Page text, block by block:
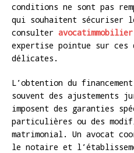
conditions ne sont pas
qui souhaitent sécuriser
consulter
expertise pointue sur ces
délicates.
L’obtention du
souvent des ajustements
imposent des garanties
particulières ou des
matrimonial. Un avocat
le notaire et